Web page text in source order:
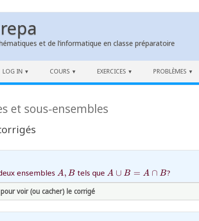
et de l’informatique en classe préparatoire
LOG IN COURS EXERCICES PROBLÈMES
et sous-ensembles
ensembles {A,B}
A, B tels que {A\cup
B=A\cap
A ∪ B = A ∩ B?
voir (ou cacher) le corrigé
active sur mathprepa